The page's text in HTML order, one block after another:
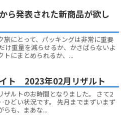
ら発表された新商品が欲し
旅にとって、パッキングは非常に重要
け重量を減らせるか、かさばらないよ
トにまとめられるか、...
ト 2023年02月リザルト
ザルトのお時間となりました。 さて2
どい状況です。 先月までまずいまず
らも、まあな...